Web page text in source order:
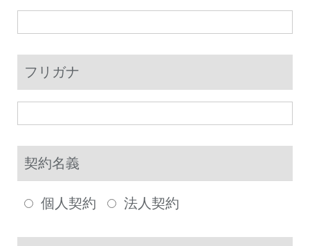
フリガナ
契約名義
個人契約 法人契約